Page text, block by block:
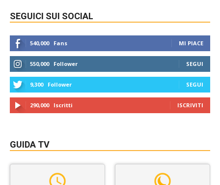
SEGUICI SUI SOCIAL
540,000 Fans MI PIACE
550,000 Follower SEGUI
9,300 Follower SEGUI
290,000 Iscritti ISCRIVITI
GUIDA TV